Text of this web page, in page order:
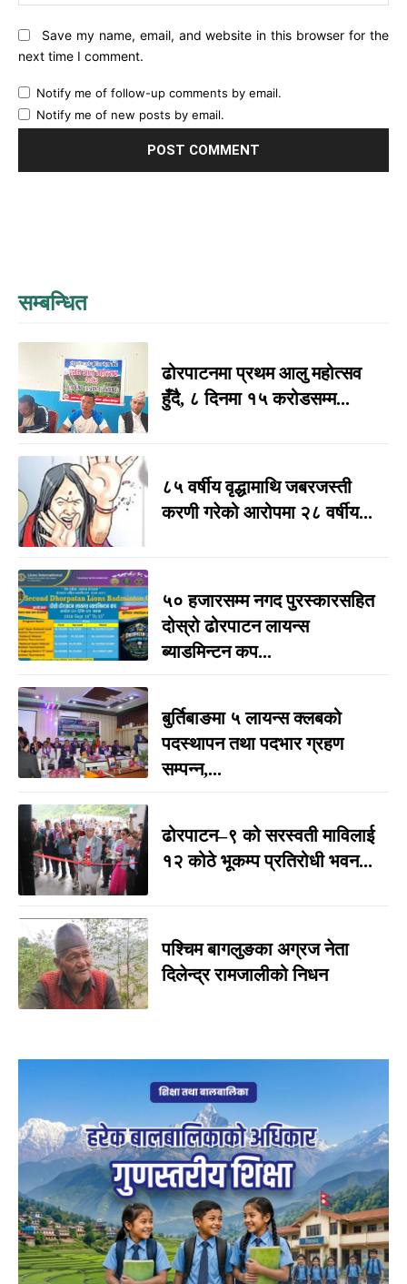
Save my name, email, and website in this browser for the
next time I comment.
Notify me of follow-up comments by email.
Notify me of new posts by email.
सम्बन्धित
ढोरपाटनमा प्रथम आलु महोत्सव
हुँदै, ८ दिनमा १५ करोडसम्म...
८५ वर्षीय वृद्धामाथि जबरजस्ती
करणी गरेको आरोपमा २८ वर्षीय...
५० हजारसम्म नगद पुरस्कारसहित
दोस्रो ढोरपाटन लायन्स
ब्याडमिन्टन कप...
बुर्तिबाङमा ५ लायन्स क्लबको
पदस्थापन तथा पदभार ग्रहण
सम्पन्न,...
ढोरपाटन–९ को सरस्वती माविलाई
१२ कोठे भूकम्प प्रतिरोधी भवन...
पश्चिम बागलुङका अग्रज नेता
दिलेन्द्र रामजालीको निधन